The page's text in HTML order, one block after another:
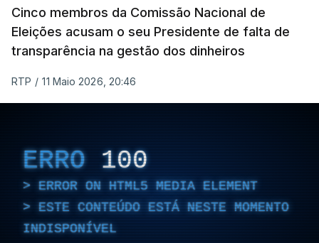
Cinco membros da Comissão Nacional de
Eleições acusam o seu Presidente de falta de
transparência na gestão dos dinheiros
RTP / 11 Maio 2026, 20:46
ERRO 100
ERROR ON HTML5 MEDIA ELEMENT
ESTE CONTEÚDO ESTÁ NESTE MOMENTO
INDISPONÍVEL